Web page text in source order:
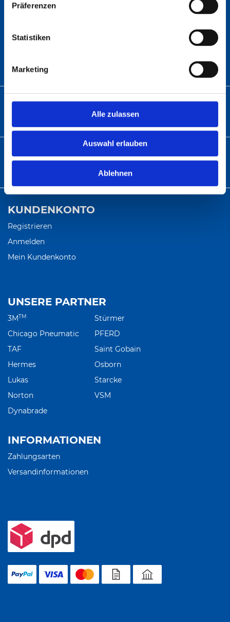
Präferenzen
Statistiken
Marketing
Alle zulassen
Auswahl erlauben
Ablehnen
TELEFON
KUNDENKONTO
Registrieren
Anmelden
Mein Kundenkonto
UNSERE PARTNER
3MTM
Chicago Pneumatic
TAF
Hermes
Lukas
Norton
Dynabrade
Stürmer
PFERD
Saint Gobain
Osborn
Starcke
VSM
INFORMATIONEN
Zahlungsarten
Versandinformationen